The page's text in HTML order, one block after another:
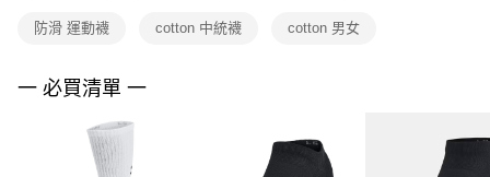
３．未成年的使用者請事先徵得法定代理人或監護人之同意方可使用
４．使用「AFTEE先享後付」時，將依據個別帳號之用戶狀況，依本公司即
請求用戶進行身份認證。
５．嚴禁一人註冊多個帳號或使用他人資訊註冊。若發現惡意使用之情形，
恩沛科技股份有限公司將有權停止該用戶之使用額度並採取法律行動。
防滑 運動襪 cotton 中統襪 cotton 男女
一 必買清單 一